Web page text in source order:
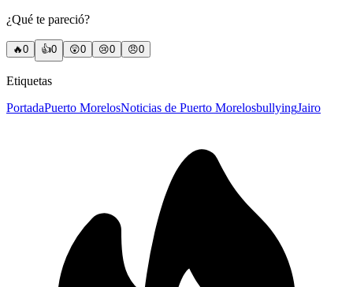
¿Qué te pareció?
🔥0 👍0 😲0 😢0 😠0
Etiquetas
PortadaPuerto MorelosNoticias de Puerto MorelosbullyingJairo